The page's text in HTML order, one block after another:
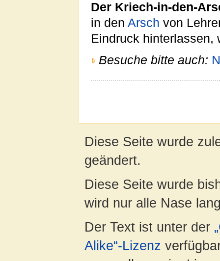
Der Kriech-in-den-
in den Arsch von
Eindruck hinterlassen,
Besuche bitte auch:
Diese Seite wurde
geändert.
Diese Seite wurde
wird nur alle Nase
Der Text ist unter der
Alike“-Lizenz